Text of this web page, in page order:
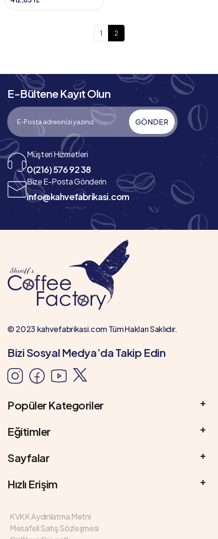
1 2
E-Bültene Kayıt Olun
GÖNDER
Müşteri Hizmetleri
0(216) 576 92 38
Bize E-Posta Gönderin
info@kahvefabrikasi.com
© 2023 kahvefabrikasi.com Tüm Hakları Saklıdır.
Bizi Sosyal Medya’da Takip Edin
Popüler Kategoriler
Eğitimler
Sayfalar
Hızlı Erişim
KVKK Aydınlatma Metni
Mesafeli Satış Sözleşmesi